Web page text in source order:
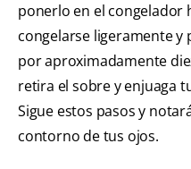
ponerlo en el congelador
congelarse ligeramente
por aproximadamente
retira el sobre y enjuaga
Sigue estos pasos y
contorno de tus ojos.